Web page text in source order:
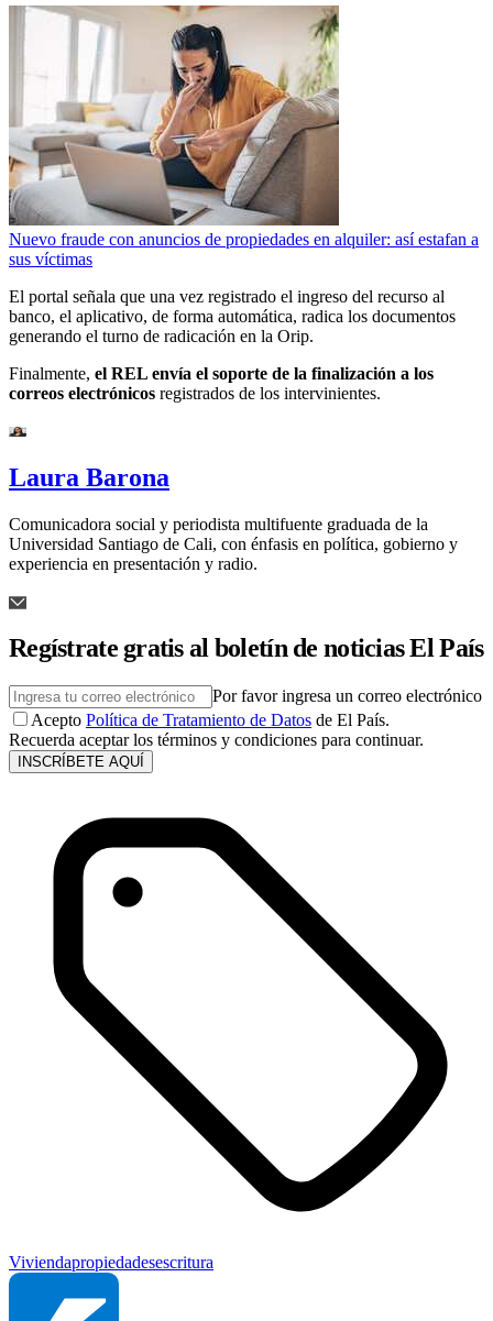
Nuevo fraude con anuncios de propiedades en alquiler: así estafan a
sus víctimas
El portal señala que una vez registrado el ingreso del recurso al
banco, el aplicativo, de forma automática, radica los documentos
generando el turno de radicación en la Orip.
Finalmente, el REL envía el soporte de la finalización a los
correos electrónicos registrados de los intervinientes.
Laura Barona
Comunicadora social y periodista multifuente graduada de la
Universidad Santiago de Cali, con énfasis en política, gobierno y
experiencia en presentación y radio.
Regístrate gratis al boletín de noticias El País
Por favor ingresa un correo electrónico
Acepto Política de Tratamiento de Datos de El País.
Recuerda aceptar los términos y condiciones para continuar.
INSCRÍBETE AQUÍ
Viviendapropiedadesescritura